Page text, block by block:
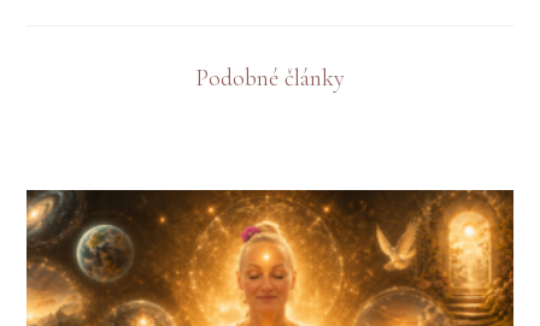
Podobné články